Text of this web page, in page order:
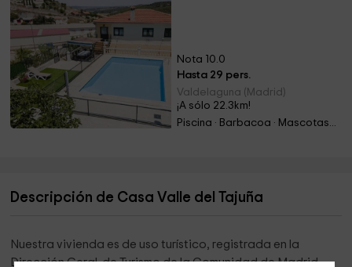
Nota 10.0
Hasta 29 pers.
Valdelaguna (Madrid)
¡A sólo 22.3km!
Piscina · Barbacoa · Mascotas · Chimenea
Descripción de Casa Valle del Tajuña
Nuestra vivienda es de uso turístico, registrada en la
Dirección Geral. de Turismo de la Comunidad de Madrid